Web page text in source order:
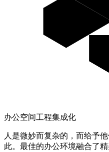
办公空间工程集成化
人是微妙而复杂的，而给予
此。最佳的办公环境融合了